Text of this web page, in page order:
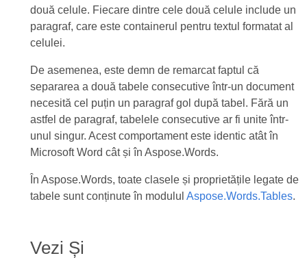
două celule. Fiecare dintre cele două celule include un
paragraf, care este containerul pentru textul formatat al
celulei.
De asemenea, este demn de remarcat faptul că
separarea a două tabele consecutive într-un document
necesită cel puțin un paragraf gol după tabel. Fără un
astfel de paragraf, tabelele consecutive ar fi unite într-
unul singur. Acest comportament este identic atât în
Microsoft Word cât și în Aspose.Words.
În Aspose.Words, toate clasele și proprietățile legate de
tabele sunt conținute în modulul Aspose.Words.Tables.
Vezi Și